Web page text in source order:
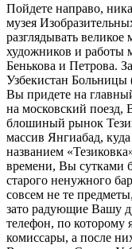
Пойдете направо,
музея
разглядывать
художников и работы
Бенькова и Петрова.
Узбекистан
Вы придете на
на московский
блошиный рынок
массив Янгиабад,
названием
времени, Вы сутками
старого ненужного
совсем не те
зато радующие Вашу
телефон, по которому
комиссары, а после